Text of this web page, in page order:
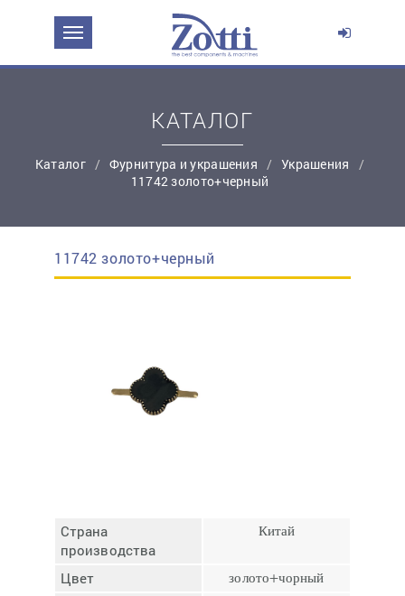
КАТАЛОГ
Каталог Фурнитура и украшения
Украшения
11742 золото+черный
11742 золото+черный
Страна
производства
Китай
Цвет золото+чорный
ЗАДАТЬ ВОПРОС О ПРОДУКТЕ
Эл. почта:
Контактный телефон:*